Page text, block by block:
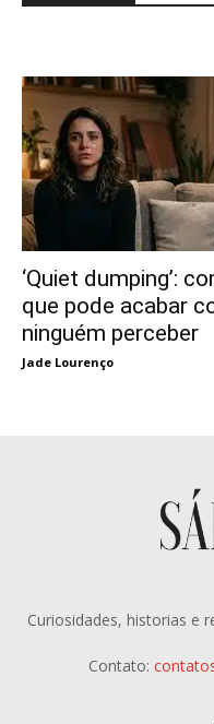
‘Quiet dumping’:
que pode acabar
ninguém perceber
Jade Lourenço
Curiosidades, historias e
Contato: